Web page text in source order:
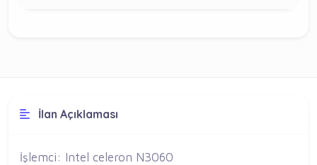
İlan Açıklaması
İşlemci: Intel celeron N3060